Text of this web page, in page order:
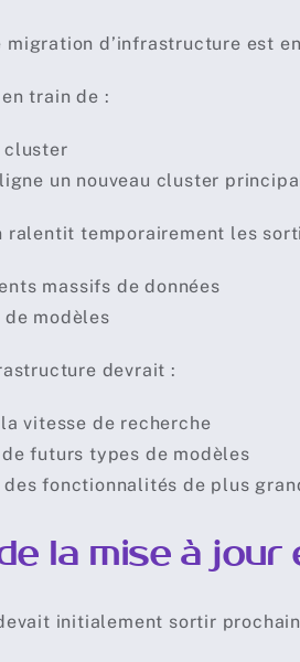
migration d’infrastructure est
train de :
cluster
un nouveau cluster
ralentit temporairement les
massifs de données
modèles
devrait :
vitesse de recherche
futurs types de modèles
fonctionnalités de plus
la mise à
initialement sortir